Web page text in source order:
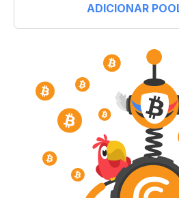
ADICIONAR